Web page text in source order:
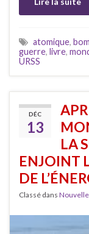
atomique,
guerre, livre,
URSS
DÉC
13
LA
ENJOINT
DE
Classé dans